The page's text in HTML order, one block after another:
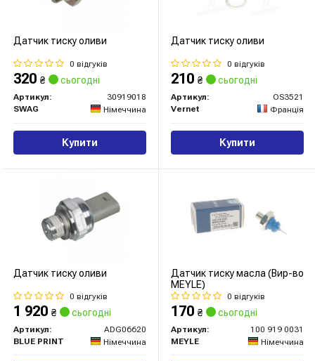
Датчик тиску оливи
0 відгуків
320 ₴ сьогодні
Артикул:
30919018
SWAG
Німеччина
Купити
Датчик тиску оливи
0 відгуків
210 ₴ сьогодні
Артикул:
OS3521
Vernet
Франція
Купити
Датчик тиску оливи
0 відгуків
1 920 ₴ сьогодні
Артикул:
ADG06620
BLUE PRINT
Німеччина
Датчик тиску масла (Вир-во
MEYLE)
0 відгуків
170 ₴ сьогодні
Артикул:
100 919 0031
MEYLE
Німеччина